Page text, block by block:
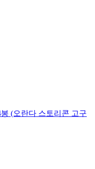
(오란다 스토리콘 고구